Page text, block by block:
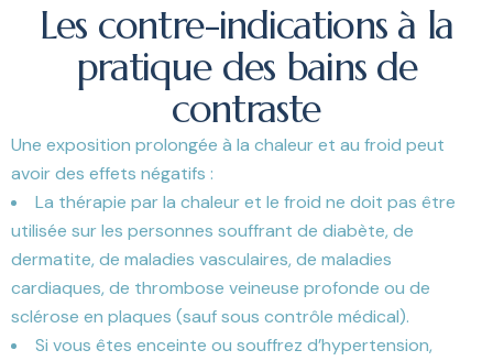
Les contre-indications à la
pratique des bains de
contraste
Une exposition prolongée à la chaleur et au froid peut
avoir des effets négatifs :
La thérapie par la chaleur et le froid ne doit pas être
utilisée sur les personnes souffrant de diabète, de
dermatite, de maladies vasculaires, de maladies
cardiaques, de thrombose veineuse profonde ou de
sclérose en plaques (sauf sous contrôle médical).
Si vous êtes enceinte ou souffrez d’hypertension,